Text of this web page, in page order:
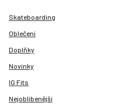
Skateboarding
Oblečení
Doplňky
Novinky
IG Fits
Nejoblíbenější